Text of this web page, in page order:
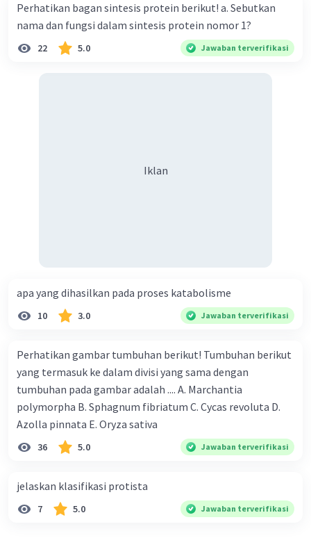
Perhatikan bagan sintesis protein berikut! a. Sebutkan
nama dan fungsi dalam sintesis protein nomor 1?
22 5.0 Jawaban terverifikasi
Iklan
apa yang dihasilkan pada proses katabolisme
10 3.0 Jawaban terverifikasi
Perhatikan gambar tumbuhan berikut! Tumbuhan berikut
yang termasuk ke dalam divisi yang sama dengan
tumbuhan pada gambar adalah .... A. Marchantia
polymorpha B. Sphagnum fibriatum C. Cycas revoluta D.
Azolla pinnata E. Oryza sativa
36 5.0 Jawaban terverifikasi
jelaskan klasifikasi protista
7 5.0 Jawaban terverifikasi